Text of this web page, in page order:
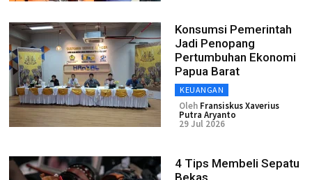
Konsumsi Pemerintah
Jadi Penopang
Pertumbuhan Ekonomi
Papua Barat
KEUANGAN
Oleh Fransiskus Xaverius
Putra Aryanto
29 Jul 2026
4 Tips Membeli Sepatu
Bekas.